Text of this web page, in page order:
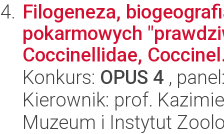
Filogeneza,
pokarmowych
Coccinellidae,
Konkurs: OPUS 4 ,
Kierownik: prof.
Muzeum i Instytut